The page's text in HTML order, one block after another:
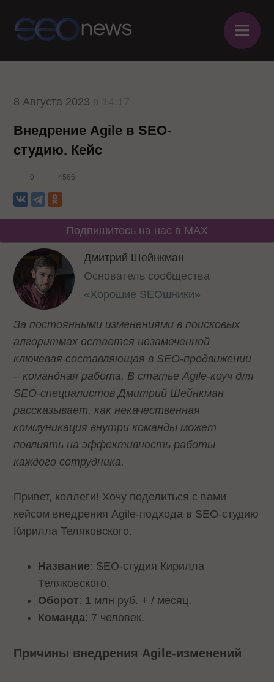
≡
8 Августа 2023
Внедрение Agile в SEO-
студию. Кейс
0 4566
Подпишитесь на нас в MAX
Дмитрий Шейнкман
Основатель сообщества
«Хорошие SEOшники»
За постоянными изменениями в поисковых
алгоритмах остается незамеченной
ключевая составляющая в SEO-продвижении
– командная работа. В статье Agile-коуч для
SEO-специалистов Дмитрий Шейнкман
рассказывает, как некачественная
коммуникация внутри команды может
повлиять на эффективность работы
каждого сотрудника.
Привет, коллеги! Хочу поделиться с вами
кейсом внедрения Agile-подхода в SEO-студию
Кирилла Теляковского.
Название: SEO-студия Кирилла
Теляковского.
Оборот: 1 млн руб. + / месяц.
Команда: 7 человек.
Причины внедрения Agile-изменений